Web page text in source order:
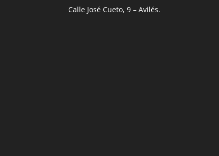
Calle José Cueto, 9 – Avilés.